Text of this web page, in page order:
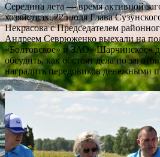
Середина лета — время активной
хозяйствах. 22 июля Глава
Некрасова с Председателем
Андреем Севрюженко выехали на
«Болтовское» и ЗАО «Шарчинское»
обсудить, как обстоят дела по
наградить передовиков денежными